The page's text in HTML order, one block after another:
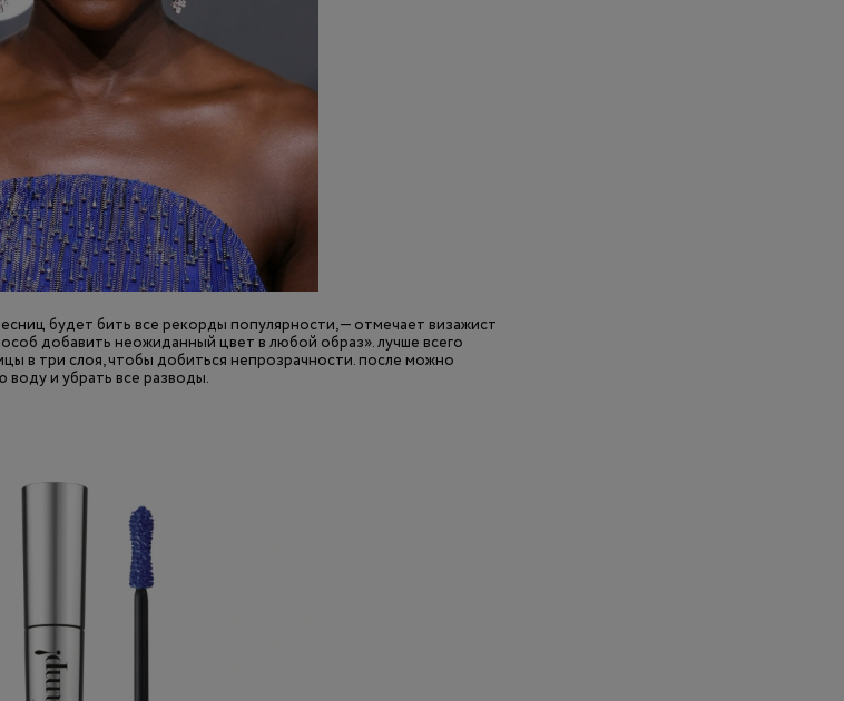
будет бить все рекорды популярности, — отмечает визажист
добавить неожиданный цвет в любой образ». лучше всего
в три слоя, чтобы добиться непрозрачности. после можно
воду и убрать все разводы.